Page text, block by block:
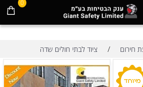
0
חירום / ציוד לבתי חולים שדה